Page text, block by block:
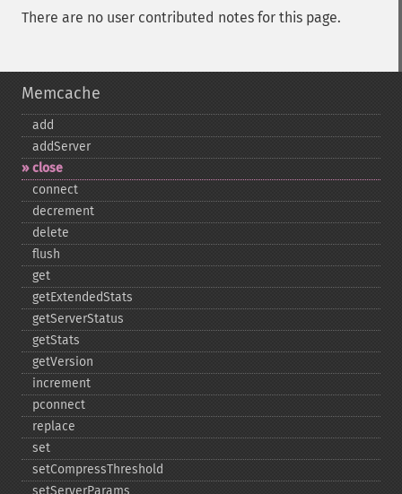
There are no user contributed notes for this page.
Memcache
add
addServer
close
connect
decrement
delete
flush
get
getExtendedStats
getServerStatus
getStats
getVersion
increment
pconnect
replace
set
setCompressThreshold
setServerParams